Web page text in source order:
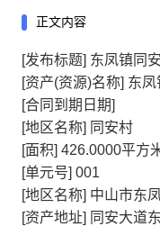
正文内容
[发布标题] 东凤镇同
[资产(资源)名称] 东凤
[合同到期日期]
[地区名称] 同安村
[面积] 426.0000平方
[单元号] 001
[地区名称] 中山市东
[资产地址] 同安大道